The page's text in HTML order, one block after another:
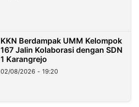
KKN Berdampak UMM Kelompok
167 Jalin Kolaborasi dengan SDN
1 Karangrejo
02/08/2026 - 19:20